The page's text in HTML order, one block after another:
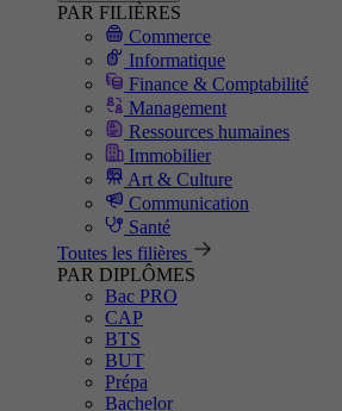
PAR FILIÈRES
Commerce
Informatique
Finance & Comptabilité
Management
Ressources humaines
Immobilier
Art & Culture
Communication
Santé
Toutes les filières
PAR DIPLÔMES
Bac PRO
CAP
BTS
BUT
Prépa
Bachelor